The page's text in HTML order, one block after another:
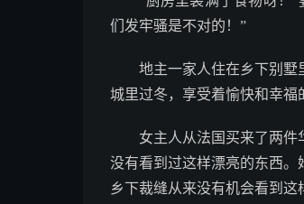
们发牢骚是不对的！”
地主一家人住在乡下别墅里
城里过冬，享受着愉快和幸福
女主人从法国买来了两件华
没有看到过这样漂亮的东西
乡下裁缝从来没有机会看到这